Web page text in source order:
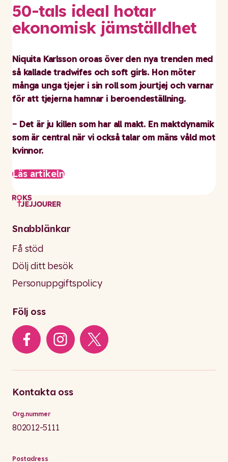
50-tals ideal hotar
ekonomisk jämställdhet
Niquita Karlsson oroas över den nya trenden med
så kallade tradwifes och soft girls. Hon möter
många unga tjejer i sin roll som jourtjej och varnar
för att tjejerna hamnar i beroendeställning.
– Det är ju killen som har all makt. En maktdynamik
som är central när vi också talar om mäns våld mot
kvinnor.
Läs artikeln
Snabblänkar
Få stöd
Dölj ditt besök
Personuppgiftspolicy
Följ oss
Kontakta oss
Org.nummer
802012-5111
Postadress